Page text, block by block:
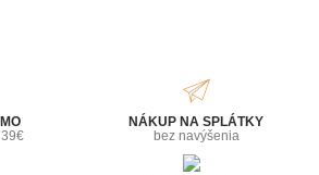
NÁKUP NA SPLÁTKY
bez navýšenia